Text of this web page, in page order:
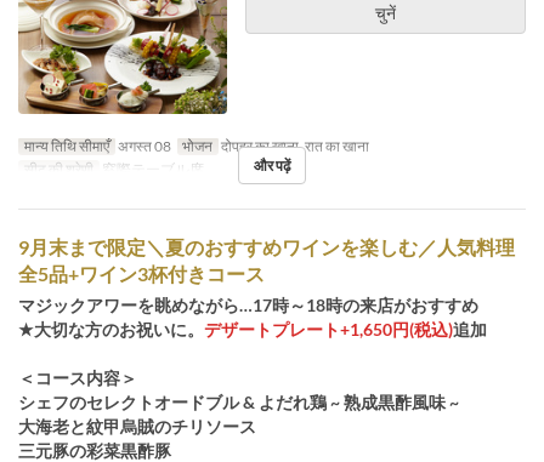
चुनें
मान्य तिथि सीमाएँ अगस्त 08 भोजन दोपहर का खाना, रात का खाना
सीट की श्रेणी 窓際テーブル席 और पढ़ें
9月末まで限定＼夏のおすすめワインを楽しむ／人気料理
全5品+ワイン3杯付きコース
マジックアワーを眺めながら…17時～18時の来店がおすすめ
★大切な方のお祝いに。 デザートプレート+1,650円(税込)追加
＜コース内容＞
シェフのセレクトオードブル & よだれ鶏 ~ 熟成黒酢風味 ~
大海老と紋甲烏賊のチリソース
三元豚の彩菜黒酢豚